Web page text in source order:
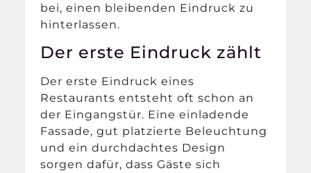
bei, einen bleibenden Eindruck zu
hinterlassen.
Der erste Eindruck zählt
Der erste Eindruck eines
Restaurants entsteht oft schon an
der Eingangstür. Eine einladende
Fassade, gut platzierte Beleuchtung
und ein durchdachtes Design
sorgen dafür, dass Gäste sich